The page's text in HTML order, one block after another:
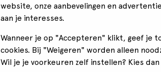
website, onze aanbevelingen en
aan je interesses.
Wanneer je op "Accepteren" klikt, geef je
cookies. Bij "Weigeren" worden alleen
Wil je je voorkeuren zelf instellen? Kies